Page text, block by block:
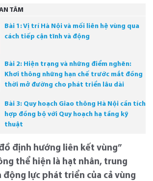
TÂM
Bài 1: Vị trí Hà Nội và mối liên hệ vùng qua
cách tiếp cận tĩnh và động
Bài 2: Hiện trạng và những điểm nghẽn:
Khơi thông những hạn chế trước mắt đồng
thời mở đường cho phát triển lâu dài
Bài 3: Quy hoạch Giao thông Hà Nội cần tích
hợp đồng bộ với Quy hoạch hạ tầng kỹ
thuật
định hướng liên kết vùng”
thể hiện là hạt nhân, trung
động lực phát triển của cả vùng